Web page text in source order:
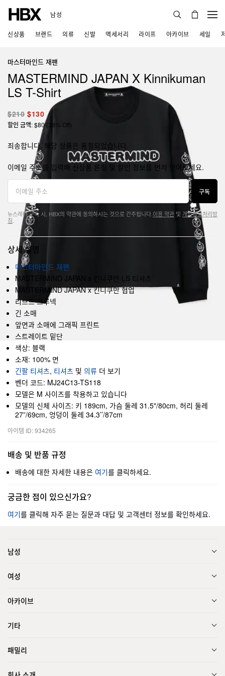
남성
신상품 브랜드 의류 신발 액세서리 라이프 아카이브 세일
마스터마인드 재팬
MASTERMIND JAPAN X Kinnikuman
LS T-Shirt
$210 $130
할인 금액: $80 (38% Off)
죄송합니다, 해당 상품은 품절되었습니다.
이메일 주소를 입력해 신상품 론칭 및 할인 정보를 먼저 받아보세요.
구독
뉴스레터 구독 시, HBX의 약관에 동의하시는 것으로 간주됩니다. 이용 약관 및 개인정보처리방
침
상세 설명
마스터마인드 재팬
MASTERMIND JAPAN x 킨니쿠만 LS 티셔츠
MASTERMIND JAPAN x 킨니쿠만 협업
리브드 크루넥
긴 소매
앞면과 소매에 그래픽 프린트
스트레이트 밑단
색상: 블랙
소재: 100% 면
긴팔 티셔츠, 티셔츠 및 의류 더 보기
벤더 코드: MJ24C13-TS118
모델은 M 사이즈를 착용하고 있습니다
모델의 신체 사이즈: 키 189cm, 가슴 둘레 31.5"/80cm, 허리 둘레
27”/69cm, 엉덩이 둘레 34.3’’/87cm
아이템 ID: 934265
배송 및 반품 규정
배송에 대한 자세한 내용은 여기를 클릭하세요.
궁금한 점이 있으신가요?
여기를 클릭해 자주 묻는 질문과 대답 및 고객센터 정보를 확인하세요.
남성
여성
아카이브
기타
패밀리